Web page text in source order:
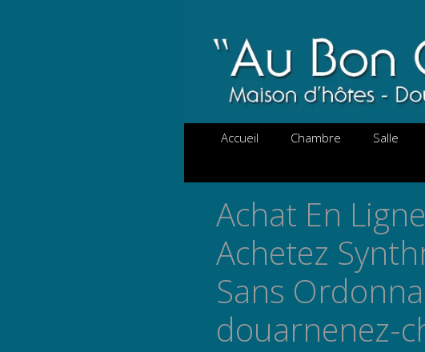
Accueil Chambre Salle
Achat En
Achetez
Sans
douarnenez-